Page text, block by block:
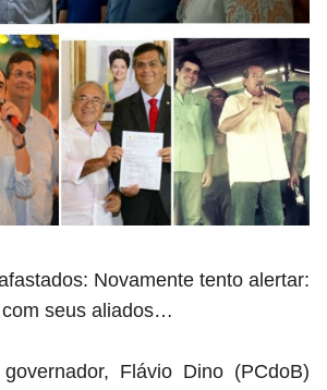
Novamente tento alertar:
seus aliados…
Flávio Dino (PCdoB)